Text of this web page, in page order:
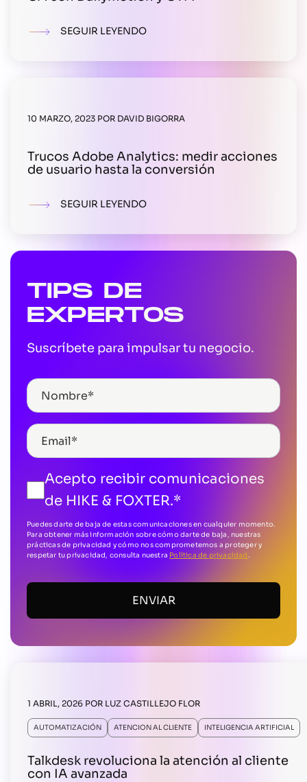
SEGUIR LEYENDO
10 MARZO, 2023 POR DAVID BIGORRA
Trucos Adobe Analytics: medir acciones
de usuario hasta la conversión
SEGUIR LEYENDO
TIPS DE
EXPERTOS
Suscríbete para impulsar tu negocio.
Acepto recibir comunicaciones
de HIKE & FOXTER.*
Puedes darte de baja de estas comunicaciones en cualquier momento.
Para obtener más información sobre cómo darte de baja, nuestras
prácticas de privacidad y cómo nos comprometemos a proteger y
respetar tu privacidad, consulta nuestra Política de privacidad.
1 ABRIL, 2026 POR LUZ CASTILLEJO FLOR
AUTOMATIZACIÓN ATENCION AL CLIENTE INTELIGENCIA ARTIFICIAL
Talkdesk revoluciona la atención al cliente
con IA avanzada